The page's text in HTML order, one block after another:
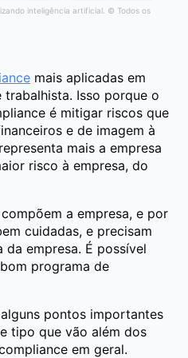
inteligência artificial. © Todos os
mais aplicadas em
Isso porque o
é mitigar riscos que
e de imagem à
mais a empresa
risco à empresa, do
a empresa, e por
cuidadas, e precisam
empresa. É possível
programa de
pontos importantes
tipo que vão além dos
em geral.